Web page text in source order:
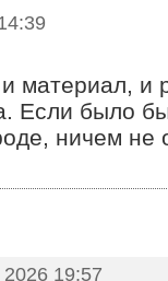
материал, и
Если было
ничем не
19:57